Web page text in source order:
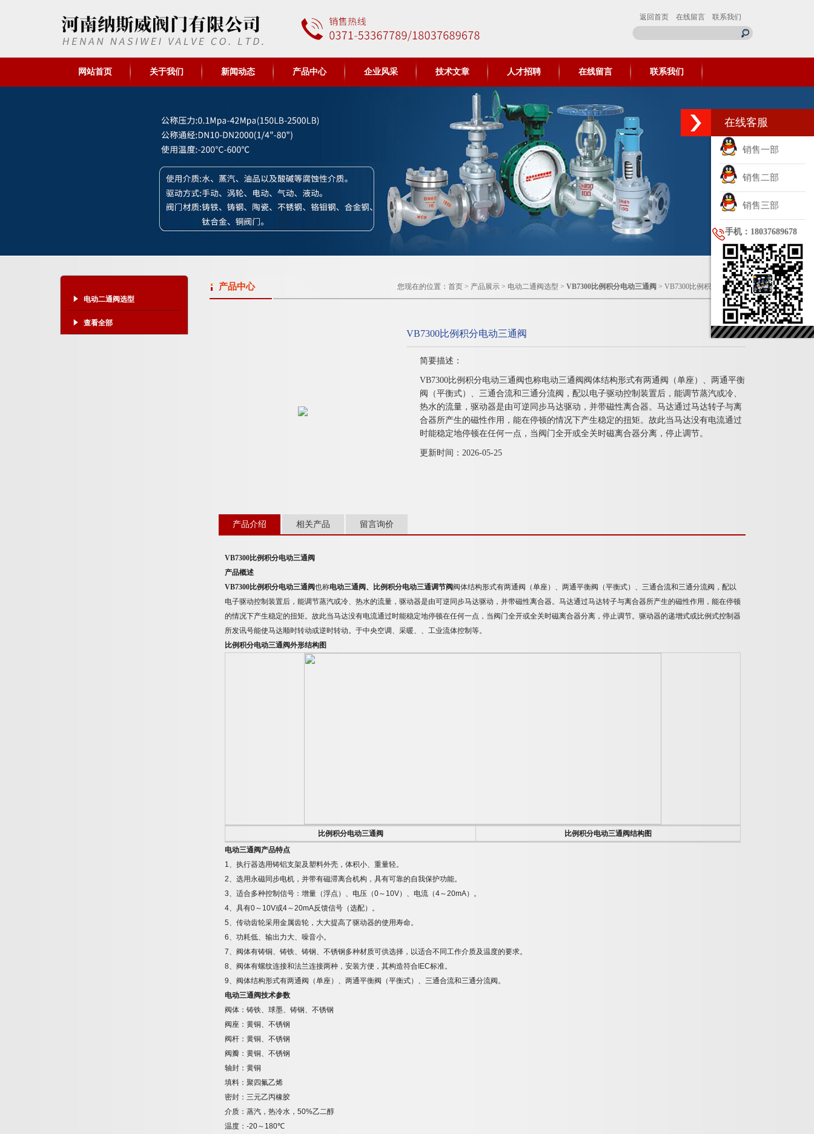
返回首页 在线留言 联系我们
网站首页 关于我们 新闻动态 产品中心 企业风采 技术文章 人才招聘 在线留言 联系我们
电动二通阀选型
查看全部
产品中心 您现在的位置： 首页 > 产品展示 > 电动二通阀选型 > VB7300比例积分电动三通阀 > VB7300比例积分电动三通阀
VB7300比例积分电动三通阀
简要描述：
VB7300比例积分电动三通阀也称电动三通阀阀体结构形式有两通阀（单座）、两通平衡
阀（平衡式）、三通合流和三通分流阀，配以电子驱动控制装置后，能调节蒸汽或冷、
热水的流量，驱动器是由可逆同步马达驱动，并带磁性离合器。马达通过马达转子与离
合器所产生的磁性作用，能在停顿的情况下产生稳定的扭矩。故此当马达没有电流通过
时能稳定地停顿在任何一点，当阀门全开或全关时磁离合器分离，停止调节。
更新时间：2026-05-25
产品介绍 相关产品 留言询价
VB7300比例积分电动三通阀
产品概述
VB7300比例积分电动三通阀也称电动三通阀、比例积分电动三通调节阀 阀体结构形式有两通阀（单座）、两通平衡阀（平衡式）、三通合流和三通分流阀，配以
电子驱动控制装置后，能调节蒸汽或冷、热水的流量，驱动器是由可逆同步马达驱动，并带磁性离合器。马达通过马达转子与离合器所产生的磁性作用，能在停顿
的情况下产生稳定的扭矩。故此当马达没有电流通过时能稳定地停顿在任何一点，当阀门全开或全关时磁离合器分离，停止调节。驱动器的递增式或比例式控制器
所发讯号能使马达顺时转动或逆时转动。于中央空调、采暖、、工业流体控制等。
比例积分电动三通阀外形结构图
比例积分电动三通阀
比例积分电动三通阀结构图
电动三通阀产品特点
1、执行器选用铸铝支架及塑料外壳，体积小、重量轻。
2、选用永磁同步电机，并带有磁滞离合机构，具有可靠的自我保护功能。
3、适合多种控制信号：增量（浮点）、电压（0～ 10V）、电流（4～20mA）。
4、具有0～ 10V或4～20mA反馈信号（选配）。
5、传动齿轮采用金属齿轮，大大提高了驱动器的使用寿命。
6、功耗低、输出力大、噪音小。
7、阀体有铸铜、铸铁、铸钢、不锈钢多种材质可供选择，以适合不同工作介质及温度的要求。
8、阀体有螺纹连接和法兰连接两种，安装方便，其构造符合 IEC标准。
9、阀体结构形式有两通阀（单座）、两通平衡阀（平衡式）、三通合流和三通分流阀。
电动三通阀技术参数
阀体：铸铁、球墨、铸钢、不锈钢
阀座：黄铜、不锈钢
阀杆：黄铜、不锈钢
阀瓣：黄铜、不锈钢
轴封：黄铜
填料：聚四氟乙烯
密封：三元乙丙橡胶
介质：蒸汽，热冷水， 50%乙二醇
温度： -20～ 180℃
在线客服
销售一部
销售二部
销售三部
手机：18037689678